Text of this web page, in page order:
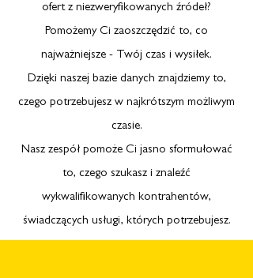
ofert z niezweryfikowanych źródeł?
Pomożemy Ci zaoszczędzić to, co
najważniejsze - Twój czas i wysiłek.
Dzięki naszej bazie danych znajdziemy to,
czego potrzebujesz w najkrótszym możliwym
czasie.
Nasz zespół pomoże Ci jasno sformułować
to, czego szukasz i znaleźć
wykwalifikowanych kontrahentów,
świadczących usługi, których potrzebujesz.